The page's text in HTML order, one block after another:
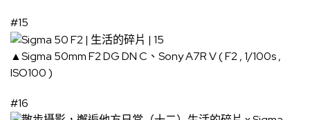
#15
▲Sigma 50mm F2 DG DN C、Sony A7R V ( F2 , 1/100s ,
ISO100 )
#16